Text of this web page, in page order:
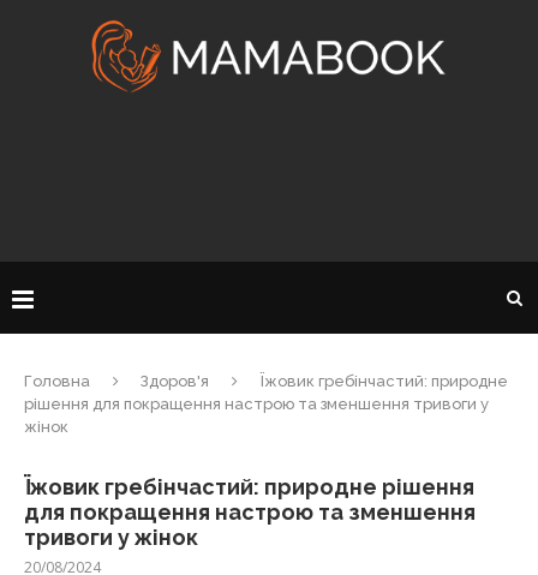
Головна Здоров'я
Їжовик гребінчастий: природне
рішення для покращення настрою та зменшення тривоги у
жінок
Їжовик гребінчастий: природне рішення
для покращення настрою та зменшення
тривоги у жінок
20/08/2024